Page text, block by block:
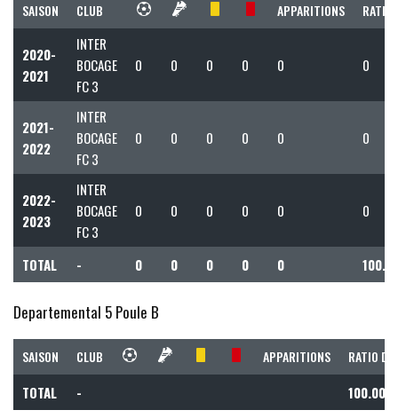
SAISON CLUB APPARITIONS RATIO
2020-
2021
INTER
BOCAGE
FC 3
0 0 0 0 0 0
2021-
2022
INTER
BOCAGE
FC 3
0 0 0 0 0 0
2022-
2023
INTER
BOCAGE
FC 3
0 0 0 0 0 0
TOTAL - 0 0 0 0 0
Departemental 5 Poule B
SAISON CLUB APPARITIONS RATIO
TOTAL - 100.00